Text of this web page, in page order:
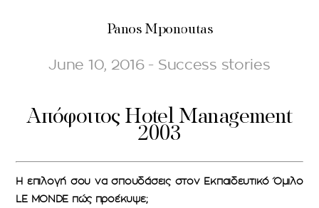
Panos Mponoutas
June 10, 2016 - Success stories
Απόφοιτος Hotel Management
2003
Η επιλογή σου να σπουδάσεις στον Εκπαιδευτικό Όμιλο
LE MONDE πώς προέκυψε;